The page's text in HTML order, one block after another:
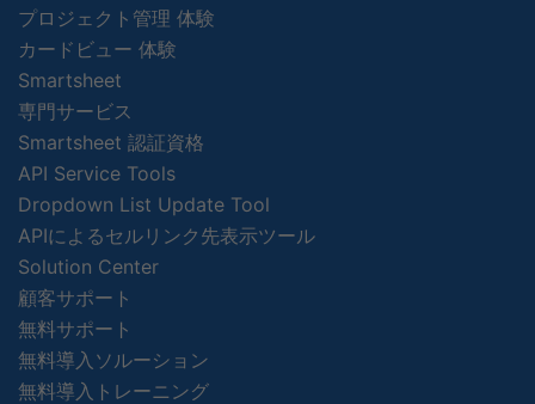
プロジェクト管理 体験
カードビュー 体験
Smartsheet
専門サービス
Smartsheet 認証資格
API Service Tools
Dropdown List Update Tool
APIによるセルリンク先表示ツール
Solution Center
顧客サポート
無料サポート
無料導入ソルーション
無料導入トレーニング